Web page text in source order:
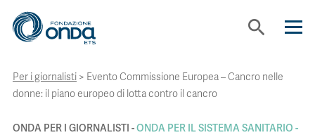
search
CHI SIAMO
CON CHI LAVORIAMO
Per i giornalisti > Evento Commissione Europea – Cancro nelle
donne: il piano europeo di lotta contro il cancro
ONDA PER I GIORNALISTI
ONDA PER IL SISTEMA SANITARIO